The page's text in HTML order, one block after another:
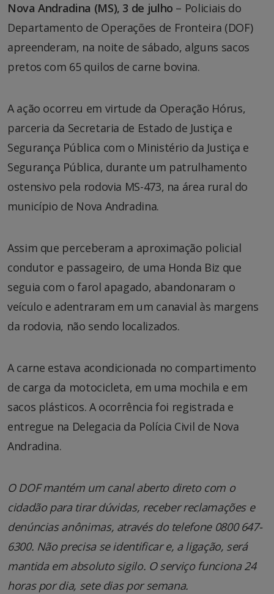
Nova Andradina (MS), 3 de julho – Policiais do
Departamento de Operações de Fronteira (DOF)
apreenderam, na noite de sábado, alguns sacos
pretos com 65 quilos de carne bovina.
A ação ocorreu em virtude da Operação Hórus,
parceria da Secretaria de Estado de Justiça e
Segurança Pública com o Ministério da Justiça e
Segurança Pública, durante um patrulhamento
ostensivo pela rodovia MS-473, na área rural do
município de Nova Andradina.
Assim que perceberam a aproximação policial
condutor e passageiro, de uma Honda Biz que
seguia com o farol apagado, abandonaram o
veículo e adentraram em um canavial às margens
da rodovia, não sendo localizados.
A carne estava acondicionada no compartimento
de carga da motocicleta, em uma mochila e em
sacos plásticos. A ocorrência foi registrada e
entregue na Delegacia da Polícia Civil de Nova
Andradina.
O DOF mantém um canal aberto direto com o
cidadão para tirar dúvidas, receber reclamações e
denúncias anônimas, através do telefone 0800 647-
6300. Não precisa se identificar e, a ligação, será
mantida em absoluto sigilo. O serviço funciona 24
horas por dia, sete dias por semana.